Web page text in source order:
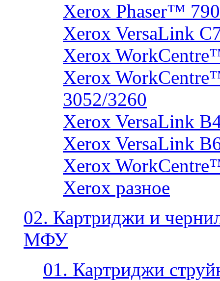
Xerox Phaser™ 790
Xerox VersaLink
Xerox
Xerox
3052/3260
Xerox VersaLink
Xerox VersaLink
Xerox
Xerox разное
02. Картриджи и
МФУ
01. Картриджи